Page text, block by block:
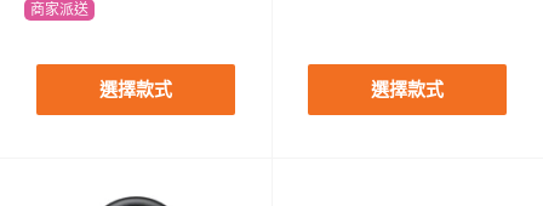
商家派送
選擇款式 選擇款式